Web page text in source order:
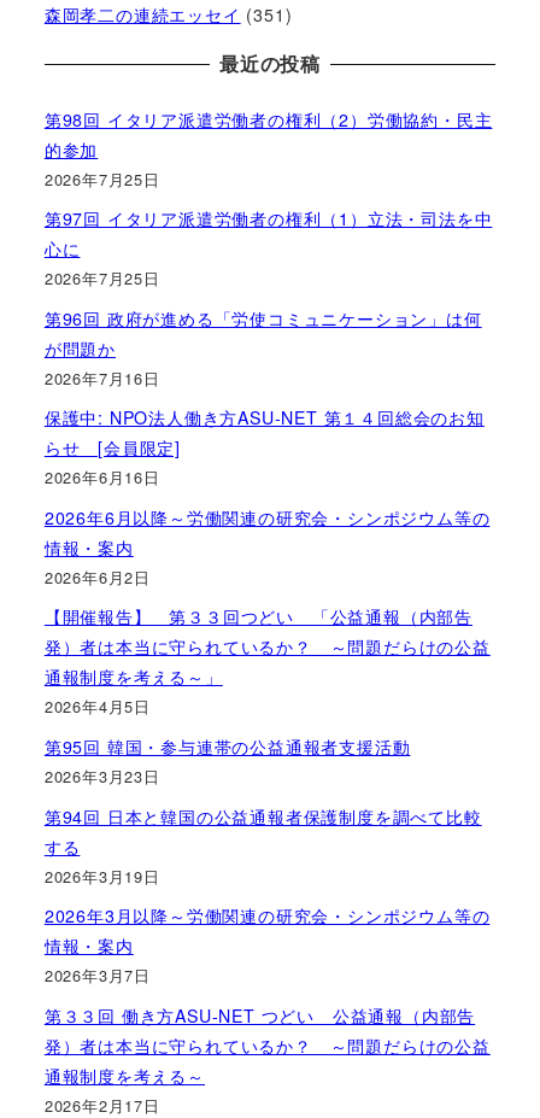
森岡孝二の連続エッセイ (351)
最近の投稿
第98回 イタリア派遣労働者の権利（2）労働協約・民主
的参加
2026年7月25日
第97回 イタリア派遣労働者の権利（1）立法・司法を中
心に
2026年7月25日
第96回 政府が進める「労使コミュニケーション」は何
が問題か
2026年7月16日
保護中: NPO法人働き方ASU-NET 第１４回総会のお知
らせ [会員限定]
2026年6月16日
2026年6月以降～労働関連の研究会・シンポジウム等の
情報・案内
2026年6月2日
【開催報告】 第３３回つどい 「公益通報（内部告
発）者は本当に守られているか？ ～問題だらけの公益
通報制度を考える～」
2026年4月5日
第95回 韓国・参与連帯の公益通報者支援活動
2026年3月23日
第94回 日本と韓国の公益通報者保護制度を調べて比較
する
2026年3月19日
2026年3月以降～労働関連の研究会・シンポジウム等の
情報・案内
2026年3月7日
第３３回 働き方ASU-NET つどい 公益通報（内部告
発）者は本当に守られているか？ ～問題だらけの公益
通報制度を考える～
2026年2月17日